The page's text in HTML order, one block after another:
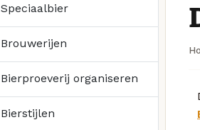
Speciaalbier
Brouwerijen
Bierproeverij organiseren
Bierstijlen